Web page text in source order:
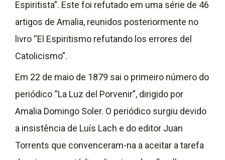
Espiritista”. Este foi refutado em uma série de 46
artigos de Amalia, reunidos posteriormente no
livro “El Espiritismo refutando los errores del
Catolicismo”.
Em 22 de maio de 1879 sai o primeiro número do
periódico “La Luz del Porvenir”, dirigido por
Amalia Domingo Soler. O periódico surgiu devido
a insistência de Luís Lach e do editor Juan
Torrents que convenceram-na a aceitar a tarefa